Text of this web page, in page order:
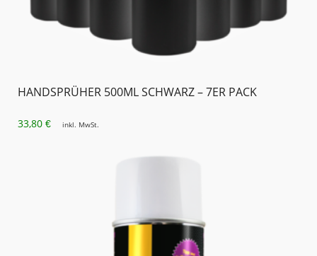
HANDSPRÜHER 500ML SCHWARZ – 7ER PACK
33,80 € inkl. MwSt.